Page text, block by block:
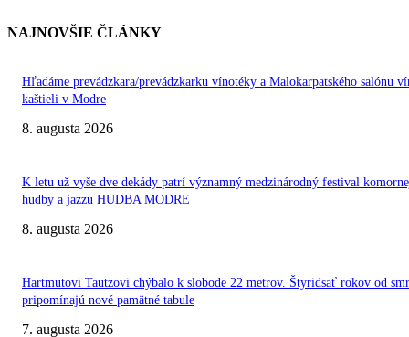
NAJNOVŠIE ČLÁNKY
Hľadáme prevádzkara/prevádzkarku vínotéky a Malokarpatského salónu
kaštieli v Modre
8. augusta 2026
K letu už vyše dve dekády patrí významný medzinárodný festival
hudby a jazzu HUDBA MODRE
8. augusta 2026
Hartmutovi Tautzovi chýbalo k slobode 22 metrov. Štyridsať rokov od
pripomínajú nové pamätné tabule
7. augusta 2026